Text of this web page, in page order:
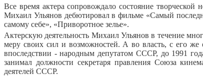
Все время актера сопровождало состояние
Михаил Ульянов дебютировал в фильме «Самый
самому себе», «Приворотное зелье».
Актерскую деятельность Михаил Ульянов в течение
меру своих сил и возможностей. А во власть, с его
впоследствии - народным депутатом СССР, до 1991
занимал должности секретаря правления Союза
деятелей СССР.